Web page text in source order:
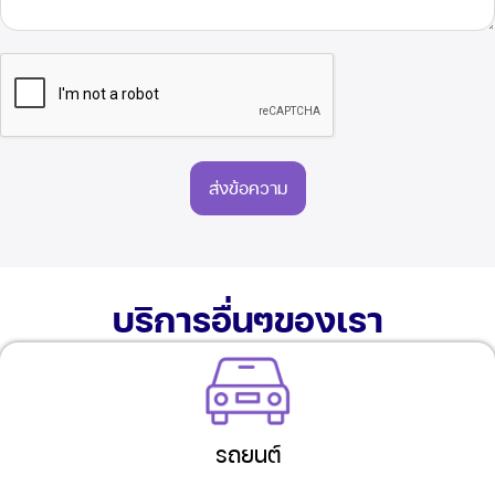
ส่งข้อความ
บริการอื่นๆของเรา
รถยนต์